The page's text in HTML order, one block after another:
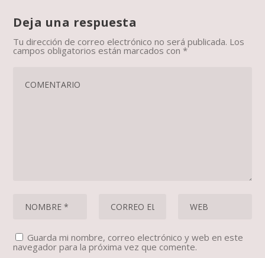
Deja una respuesta
Tu dirección de correo electrónico no será publicada. Los
campos obligatorios están marcados con*
Guarda mi nombre, correo electrónico y web en este
navegador para la próxima vez que comente.